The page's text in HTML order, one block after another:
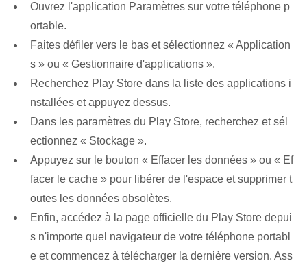
Ouvrez l'application Paramètres sur votre téléphone p
ortable.
Faites défiler vers le bas et sélectionnez « Application
s » ou « Gestionnaire d'applications ».
Recherchez Play Store dans la liste des applications i
nstallées et appuyez dessus.
Dans les paramètres du Play Store, recherchez et sél
ectionnez « Stockage ».
Appuyez sur le bouton « Effacer les données » ou « Ef
facer le cache » pour libérer de l'espace et supprimer t
outes les données obsolètes.
Enfin, accédez à la page officielle du Play Store depui
s n'importe quel navigateur de votre téléphone portabl
e et commencez à télécharger la dernière version. Ass